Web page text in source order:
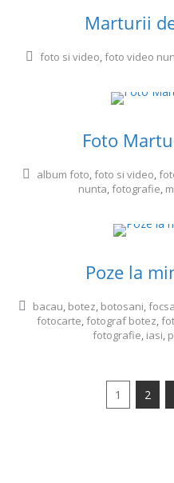
Marturii
foto si video,foto video
Foto
album foto,foto si video,
nunta,fotografie,
Poze la
bacau, botez, botosani,
fotocarte,fotograf botez,
fotografie, iasi,
1 2